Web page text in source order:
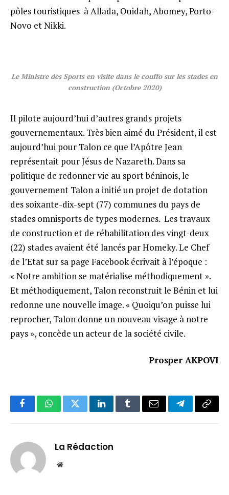
pôles touristiques à Allada, Ouidah, Abomey, Porto-
Novo et Nikki.
Le Ministre des Sports en visite dans le couffo sur les stades en
construction (Octobre 2020)
Il pilote aujourd’hui d’autres grands projets
gouvernementaux. Très bien aimé du Président, il est
aujourd’hui pour Talon ce que l’Apôtre Jean
représentait pour Jésus de Nazareth. Dans sa
politique de redonner vie au sport béninois, le
gouvernement Talon a initié un projet de dotation
des soixante-dix-sept (77) communes du pays de
stades omnisports de types modernes. Les travaux
de construction et de réhabilitation des vingt-deux
(22) stades avaient été lancés par Homeky. Le Chef
de l’Etat sur sa page Facebook écrivait à l’époque :
« Notre ambition se matérialise méthodiquement ».
Et méthodiquement, Talon reconstruit le Bénin et lui
redonne une nouvelle image. « Quoiqu’on puisse lui
reprocher, Talon donne un nouveau visage à notre
pays », concède un acteur de la société civile.
Prosper AKPOVI
FacebookWhatsAppTwitterLinkedInTumblrEmail TelegramCopy
La Rédaction
Website